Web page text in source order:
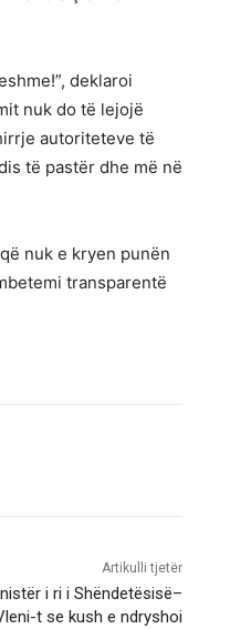
deklaroi
nuk do të lejojë
autoriteteve të
të pastër dhe më në
nuk e kryen punën
transparentë
Artikulli tjetër
i ri i Shëndetësisë–
t se kush e ndryshoi